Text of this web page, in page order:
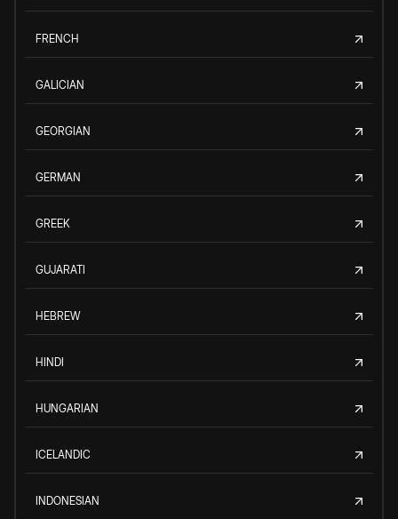
FRENCH
GALICIAN
GEORGIAN
GERMAN
GREEK
GUJARATI
HEBREW
HINDI
HUNGARIAN
ICELANDIC
INDONESIAN